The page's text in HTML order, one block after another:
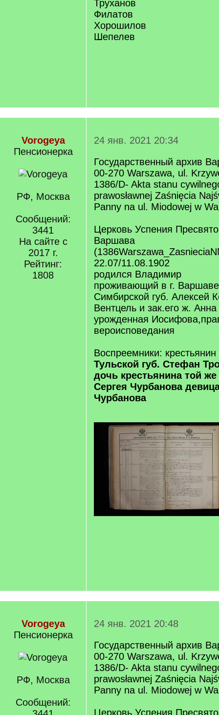
Труханов
Филатов
Хорошилов
Шепелев
Vorogeya
Пенсионерка
РФ, Москва
Сообщений:
3441
На сайте с
2017 г.
Рейтинг:
1808
24 янв. 2021 20:34
Государственный архив
00-270 Warszawa, ul.
1386/D- Akta stanu
prawosławnej Zaśnięcia
Panny na ul. Miodowej w
Церковь Успения
Варшава
22.07/11.08.1902
родился Владимир
проживающий в г.
Симбирской губ. Алексей
Вентцель и зак.его ж.
урожденная
вероисповедания
Воспреемники: крестьянин
Тульской губ. Стефан
дочь крестьянина той же
Сергея Чурбанова
Чурбанова
Vorogeya
Пенсионерка
РФ, Москва
Сообщений:
24 янв. 2021 20:48
Государственный архив
00-270 Warszawa, ul.
1386/D- Akta stanu
prawosławnej Zaśnięcia
Panny na ul. Miodowej w
Церковь Успения